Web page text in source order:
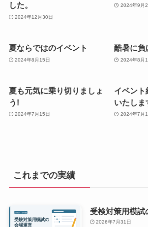
した。
2024年12月30日
2024年9月
夏ならではのイベント
2024年8月15日
酷暑に負
2024年8月1
夏も元気に乗り切りましょ
う!
2024年7月15日
イベン
いたしま
2024年7月1
これまでの実績
受検対策用模試
2026年7月31日